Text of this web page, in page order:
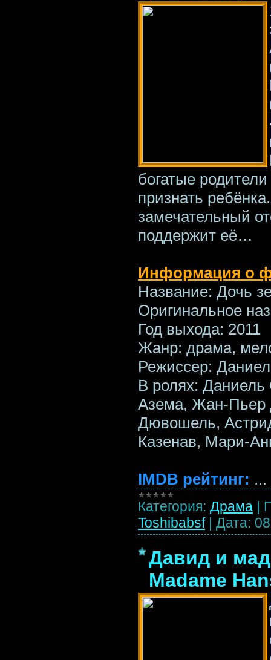
богатые
признать
замечательный
поддержит её…
Информация о
Название: Дочь
Оригинальное
Год выхода: 2011
Жанр: драма,
Режиссер:
В ролях:
Азема, Жан-Пьер
Дювошель,
Казенав, Мари-
IMDB рейтинг: ...
Категория: Драма |
Toshibabsf | Дата:
Давид и
Madame